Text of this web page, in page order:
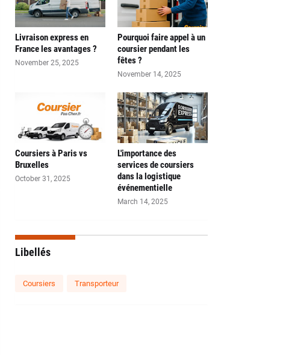
Livraison express en
France les avantages ?
November 25, 2025
Pourquoi faire appel à un
coursier pendant les
fêtes ?
November 14, 2025
Coursiers à Paris vs
Bruxelles
October 31, 2025
L'importance des
services de coursiers
dans la logistique
événementielle
March 14, 2025
Libellés
Coursiers Transporteur